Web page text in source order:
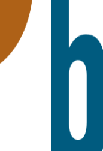
R
N
T